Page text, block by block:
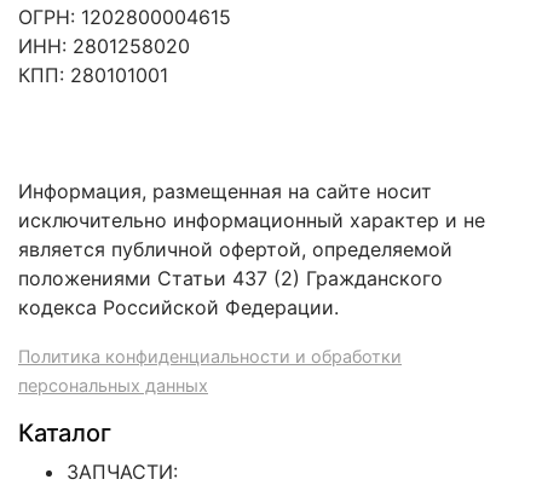
ОГРН: 1202800004615
ИНН: 2801258020
КПП: 280101001
Информация, размещенная на сайте носит
исключительно информационный характер и не
является публичной офертой, определяемой
положениями Статьи 437 (2) Гражданского
кодекса Российской Федерации.
Политика конфиденциальности и обработки
персональных данных
Каталог
ЗАПЧАСТИ: